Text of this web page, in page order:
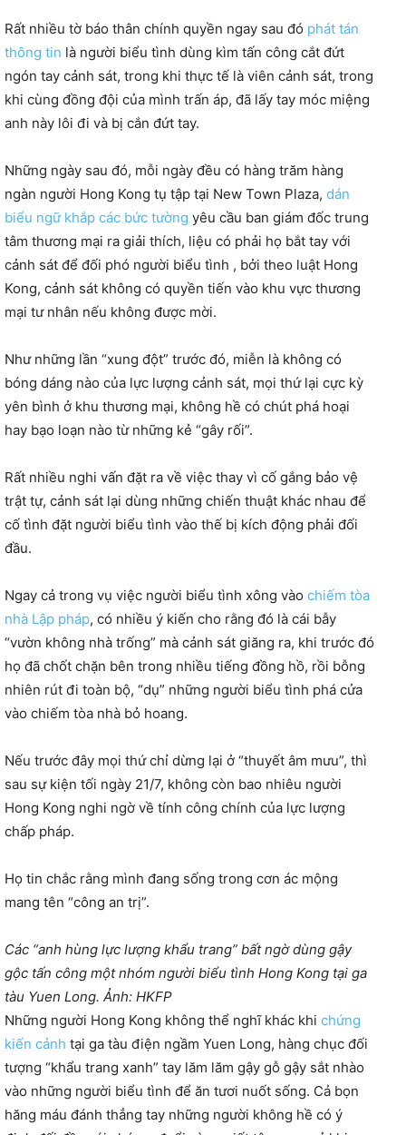
Rất nhiều tờ báo thân chính quyền ngay sau đó phát tán
thông tin là người biểu tình dùng kìm tấn công cắt đứt
ngón tay cảnh sát, trong khi thực tế là viên cảnh sát, trong
khi cùng đồng đội của mình trấn áp, đã lấy tay móc miệng
anh này lôi đi và bị cắn đứt tay.
Những ngày sau đó, mỗi ngày đều có hàng trăm hàng
ngàn người Hong Kong tụ tập tại New Town Plaza, dán
biểu ngữ khắp các bức tường yêu cầu ban giám đốc trung
tâm thương mại ra giải thích, liệu có phải họ bắt tay với
cảnh sát để đối phó người biểu tình , bởi theo luật Hong
Kong, cảnh sát không có quyền tiến vào khu vực thương
mại tư nhân nếu không được mời.
Như những lần “xung đột” trước đó, miễn là không có
bóng dáng nào của lực lượng cảnh sát, mọi thứ lại cực kỳ
yên bình ở khu thương mại, không hề có chút phá hoại
hay bạo loạn nào từ những kẻ “gây rối”.
Rất nhiều nghi vấn đặt ra về việc thay vì cố gắng bảo vệ
trật tự, cảnh sát lại dùng những chiến thuật khác nhau để
cố tình đặt người biểu tình vào thế bị kích động phải đối
đầu.
Ngay cả trong vụ việc người biểu tình xông vào chiếm tòa
nhà Lập pháp, có nhiều ý kiến cho rằng đó là cái bẫy
“vườn không nhà trống” mà cảnh sát giăng ra, khi trước đó
họ đã chốt chặn bên trong nhiều tiếng đồng hồ, rồi bỗng
nhiên rút đi toàn bộ, “dụ” những người biểu tình phá cửa
vào chiếm tòa nhà bỏ hoang.
Nếu trước đây mọi thứ chỉ dừng lại ở “thuyết âm mưu”, thì
sau sự kiện tối ngày 21/7, không còn bao nhiêu người
Hong Kong nghi ngờ về tính công chính của lực lượng
chấp pháp.
Họ tin chắc rằng mình đang sống trong cơn ác mộng
mang tên “công an trị”.
Các “anh hùng lực lượng khẩu trang” bất ngờ dùng gậy
gộc tấn công một nhóm người biểu tình Hong Kong tại ga
tàu Yuen Long. Ảnh: HKFP
Những người Hong Kong không thể nghĩ khác khi chứng
kiến cảnh tại ga tàu điện ngầm Yuen Long, hàng chục đối
tượng “khẩu trang xanh” tay lăm lăm gậy gỗ gậy sắt nhào
vào những người biểu tình để ăn tươi nuốt sống. Cả bọn
hăng máu đánh thẳng tay những người không hề có ý